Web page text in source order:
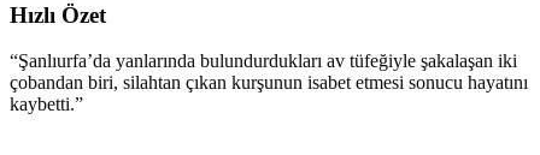
Hızlı Özet
“Şanlıurfa’da yanlarında bulundurdukları av tüfeğiyle şakalaşan iki
çobandan biri, silahtan çıkan kurşunun isabet etmesi sonucu hayatını
kaybetti.”